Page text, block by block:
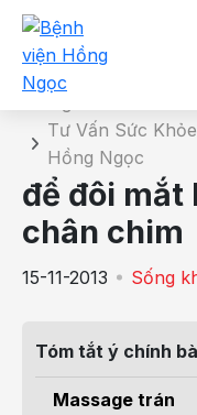
Chi tiết bài tư
Tư Vấn Sức
Hồng Ngọc
để đôi mắt
chân chim
15-11-2013 Sống
Tóm tắt ý chính
Massage trán